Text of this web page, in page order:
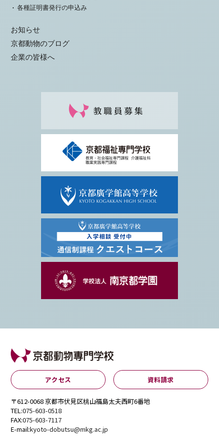
各種証明書発行の申込み
お知らせ
京都動物のブログ
企業の皆様へ
アクセス 資料請求
〒612-0068 京都市伏見区桃山福島太夫西町6番地
TEL:075-603-0518
FAX:075-603-7117
E-mail:kyoto-dobutsu@mkg.ac.jp